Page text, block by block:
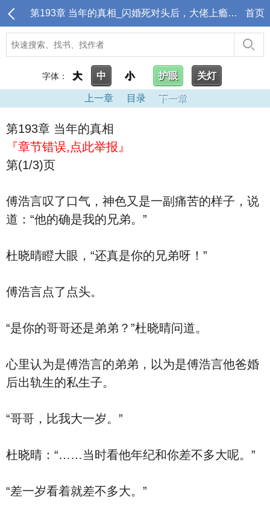
第193章 当年的真相_闪婚死对头后，大佬上瘾诱哄生崽 首页
字体： 大 中 小 护眼 关灯
上一章 目录 下一章
第193章 当年的真相
『章节错误,点此举报』
第(1/3)页
傅浩言叹了口气，神色又是一副痛苦的样子，说
道：“他的确是我的兄弟。”
杜晓晴瞪大眼，“还真是你的兄弟呀！”
傅浩言点了点头。
“是你的哥哥还是弟弟？”杜晓晴问道。
心里认为是傅浩言的弟弟，以为是傅浩言他爸婚
后出轨生的私生子。
“哥哥，比我大一岁。”
杜晓晴：“……当时看他年纪和你差不多大呢。”
“差一岁看着就差不多大。”